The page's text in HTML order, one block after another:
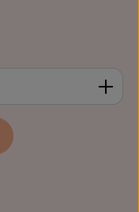
Wert ein